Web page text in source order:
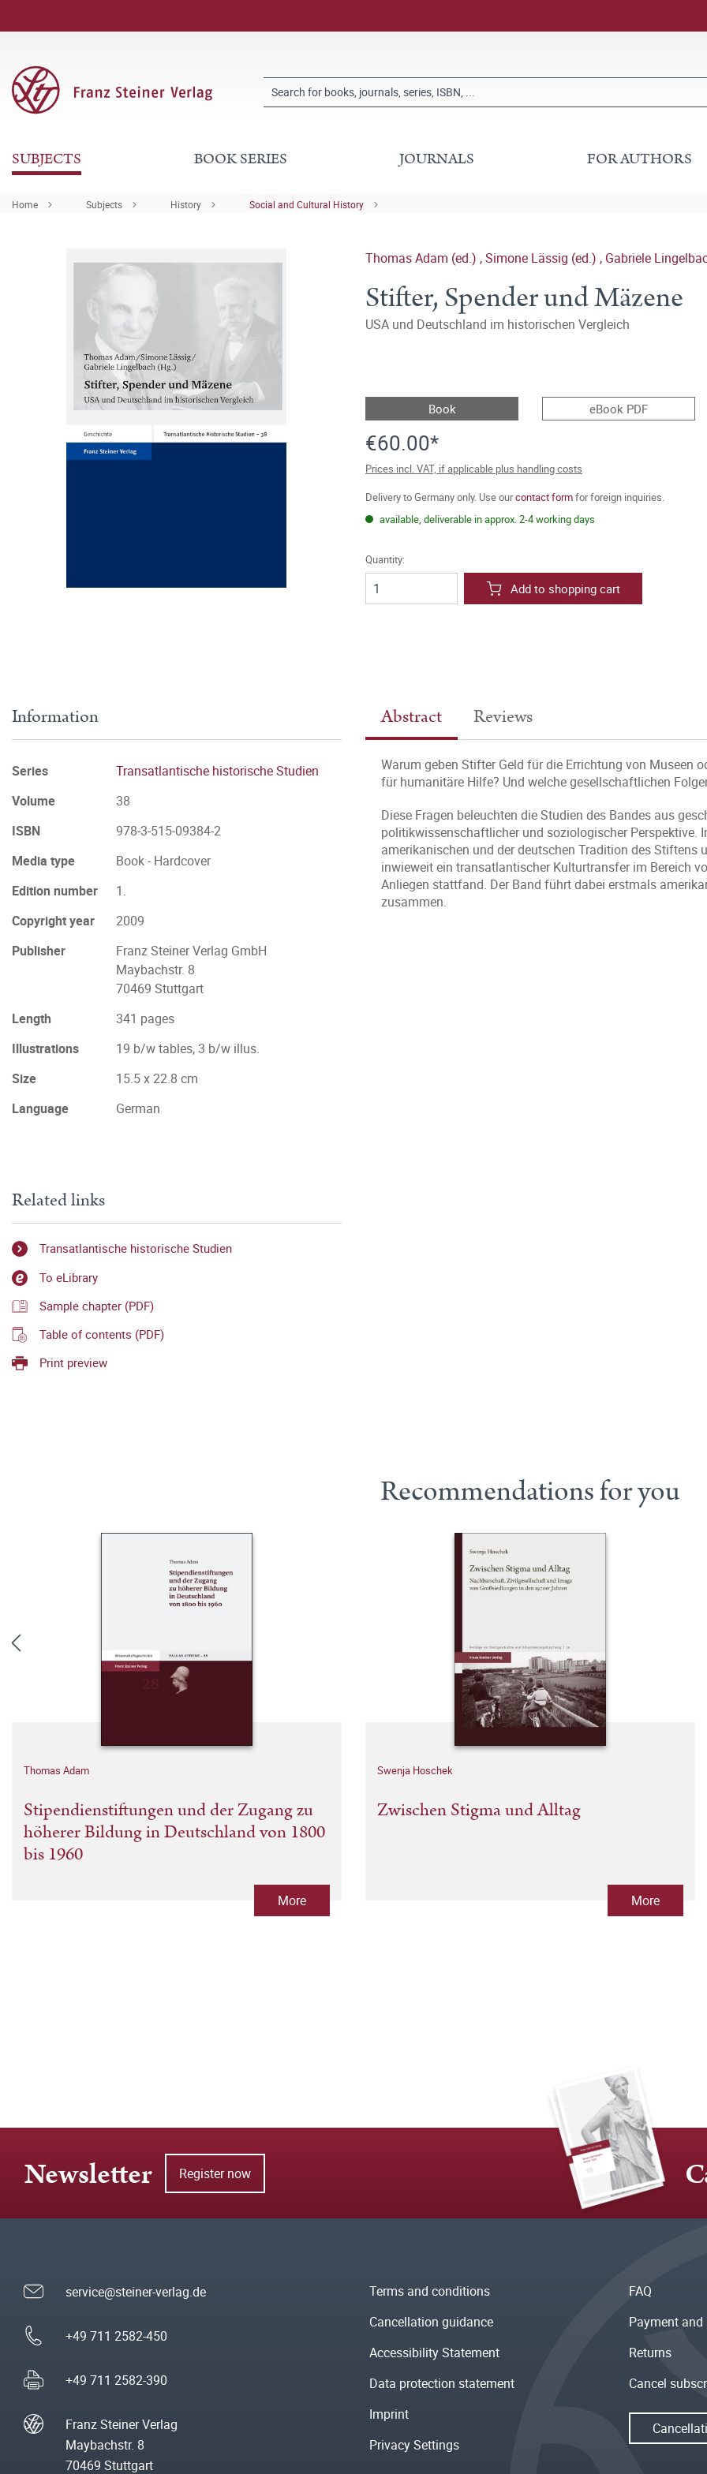
SUBJECTS BOOK SERIES JOURNALS FOR AUTHORS
Home Subjects History Social and Cultural History
Thomas Adam (ed.) ,Simone Lässig (ed.) , Gabriele
Stifter, Spender und Mäzene
USA und Deutschland im historischen Vergleich
Book eBook PDF
€60.00*
Prices incl. VAT, if applicable plus handling costs
Delivery to Germany only. Use ourcontact formfor foreign inquiries.
available, deliverable in approx. 2-4 working days
Quantity:
Add to shopping cart
Abstract Reviews
Warum geben Stifter Geld für die Errichtung von Museen
für humanitäre Hilfe? Und welche gesellschaftlichen
Diese Fragen beleuchten die Studien des Bandes aus
politikwissenschaftlicher und soziologischer Perspektive.
amerikanischen und der deutschen Tradition des Stiftens
inwieweit ein transatlantischer Kulturtransfer im Bereich
Anliegen stattfand. Der Band führt dabei erstmals
zusammen.
Information
Series
Transatlantische historische Studien
Volume
38
ISBN
978-3-515-09384-2
Media type
Book - Hardcover
Edition number
1.
Copyright year
2009
Publisher
Franz Steiner Verlag GmbH
Maybachstr. 8
70469 Stuttgart
Length
341 pages
Illustrations
19 b/w tables, 3 b/w illus.
Size
15.5 x 22.8 cm
Language
German
Related links
Transatlantische historische Studien
To eLibrary
Sample chapter (PDF)
Table of contents (PDF)
Print preview
Recommendations for you
Thomas Adam
Stipendienstiftungen und der Zugang zu
höherer Bildung in Deutschland von 1800
bis 1960
More
Swenja Hoschek
Zwischen Stigma und Alltag
More
Newsletter Register now
service@steiner-verlag.de
+49 711 2582-450
+49 711 2582-390
Franz Steiner Verlag
Maybachstr. 8
70469 Stuttgart
Terms and conditions
Cancellation guidance
Accessibility Statement
Data protection statement
Imprint
Privacy Settings
FAQ
Payment
Returns
Cancel